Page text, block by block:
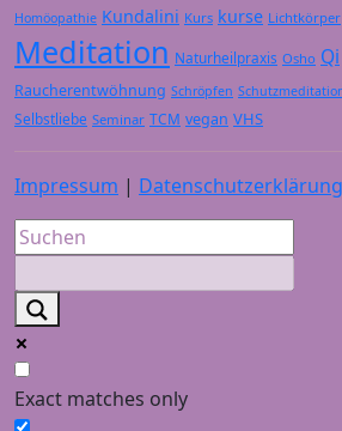
Homöopathie Kundalini Kurs kurse Lichtkörper
Meditation Naturheilpraxis Osho Qi
Raucherentwöhnung Schröpfen
Selbstliebe Seminar TCM vegan VHS
Impressum | Datenschutzerklärung
Exact matches only